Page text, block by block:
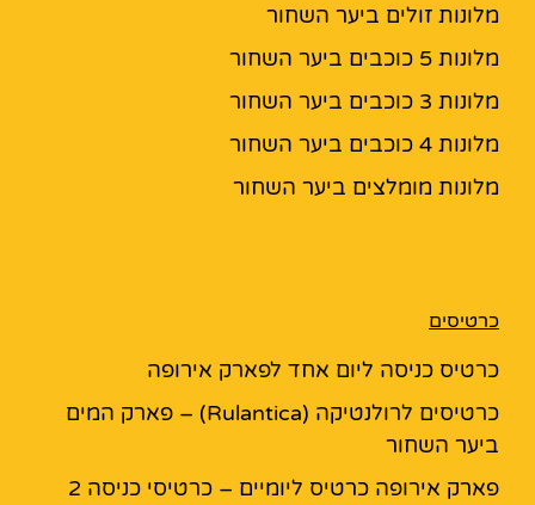
מלונות זולים ביער השחור
מלונות 5 כוכבים ביער השחור
מלונות 3 כוכבים ביער השחור
מלונות 4 כוכבים ביער השחור
מלונות מומלצים ביער השחור
כרטיסים
כרטיס כניסה ליום אחד לפארק אירופה
כרטיסים לרולנטיקה (Rulantica) – פארק המים
ביער השחור
פארק אירופה כרטיס ליומיים – כרטיסי כניסה 2